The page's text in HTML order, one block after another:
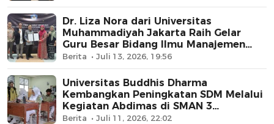
Dr. Liza Nora dari Universitas
Muhammadiyah Jakarta Raih Gelar
Guru Besar Bidang Ilmu Manajemen
Pemasaran
Berita Juli 13, 2026, 19:56
Universitas Buddhis Dharma
Kembangkan Peningkatan SDM Melalui
Kegiatan Abdimas di SMAN 3
Tangerang
Berita Juli 11, 2026, 22:02